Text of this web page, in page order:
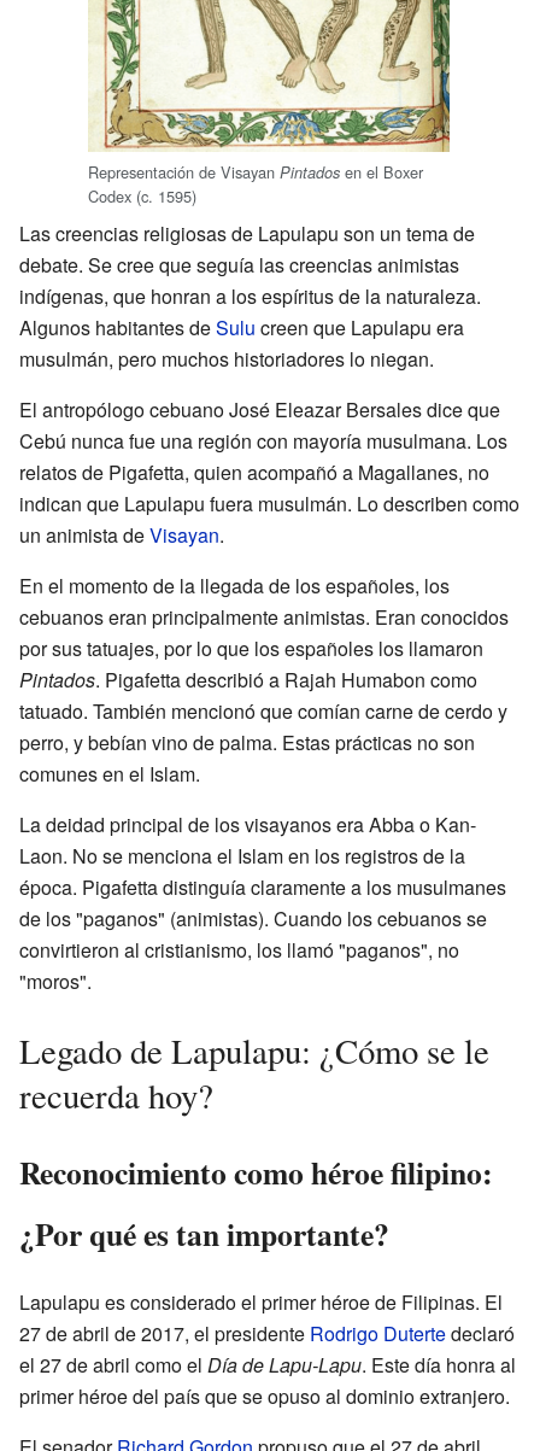
Representación de Visayan Pintados en el Boxer
Codex (c. 1595)
Las creencias religiosas de Lapulapu son un tema de
debate. Se cree que seguía las creencias animistas
indígenas, que honran a los espíritus de la naturaleza.
Algunos habitantes deSulu creen que Lapulapu era
musulmán, pero muchos historiadores lo niegan.
El antropólogo cebuano José Eleazar Bersales dice que
Cebú nunca fue una región con mayoría musulmana. Los
relatos de Pigafetta, quien acompañó a Magallanes, no
indican que Lapulapu fuera musulmán. Lo describen como
un animista deVisayan.
En el momento de la llegada de los españoles, los
cebuanos eran principalmente animistas. Eran conocidos
por sus tatuajes, por lo que los españoles los llamaron
Pintados. Pigafetta describió a Rajah Humabon como
tatuado. También mencionó que comían carne de cerdo y
perro, y bebían vino de palma. Estas prácticas no son
comunes en el Islam.
La deidad principal de los visayanos era Abba o Kan-
Laon. No se menciona el Islam en los registros de la
época. Pigafetta distinguía claramente a los musulmanes
de los "paganos" (animistas). Cuando los cebuanos se
convirtieron al cristianismo, los llamó "paganos", no
"moros".
Legado de Lapulapu: ¿Cómo se le
recuerda hoy?
Reconocimiento como héroe filipino:
¿Por qué es tan importante?
Lapulapu es considerado el primer héroe de Filipinas. El
27 de abril de 2017, el presidente Rodrigo Dutertedeclaró
el 27 de abril como el Día de Lapu-Lapu. Este día honra al
primer héroe del país que se opuso al dominio extranjero.